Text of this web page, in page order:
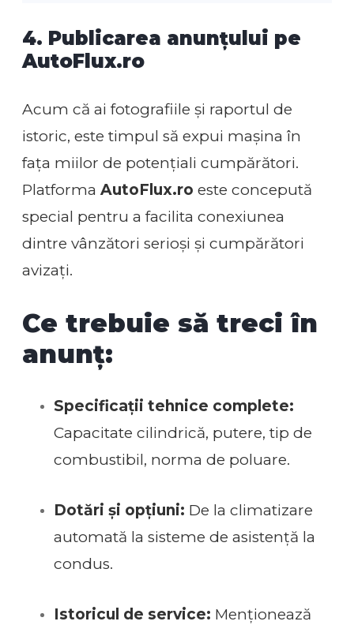
4. Publicarea anunțului pe
AutoFlux.ro
Acum că ai fotografiile și raportul de
istoric, este timpul să expui mașina în
fața miilor de potențiali cumpărători.
Platforma AutoFlux.ro este concepută
special pentru a facilita conexiunea
dintre vânzători serioși și cumpărători
avizați.
Ce trebuie să treci în
anunț:
Specificații tehnice complete:
Capacitate cilindrică, putere, tip de
combustibil, norma de poluare.
Dotări și opțiuni: De la climatizare
automată la sisteme de asistență la
condus.
Istoricul de service: Menționează